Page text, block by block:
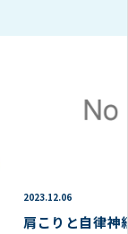
2023.12.06
肩こりと自律神